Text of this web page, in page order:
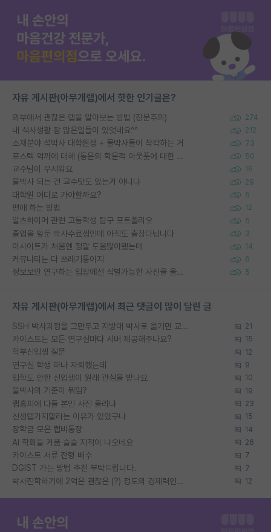
자유 게시판(아무개랩)에서 핫한 인기글은?
외부에서 괜찮은 랩을 알아보는 방법 (장문주의) 274
내 석사생활 참 많은일들이 있엇네요^^ 212
소재분야 석박사 대학원생 + 물박사들이 착각하는 거 73
포스텍 억까에 대해 (동문의 학문적 아웃풋에 대한 반박) 50
교수님이 무서워요 16
물박사 되는 건 교수탓도 있는거 아니냐 29
대학원 어디로 가야할까요? 5
편애 하는 방법 12
알츠하이머 관련 고등학생 탐구 포트폴리오 5
졸업을 앞둔 박사수료생인데 아직도 출장다닙니다 3
이사이트가 처음엔 정말 도움많이됐는데 14
커뮤니티는 다 쓰레기통이지 6
정보보안 연구하는 입장에선 식별가능한 사진을 올리는건 비추이긴함 5
자유 게시판(아무개랩)에서 최근 댓글이 많이 달린 글
SSH 박사과정을 그만두고 지방대 박사로 옮기면 교수의 꿈은 끝일까요? 21
카이스트는 모든 연구실마다 서버 제공해주나요? 15
학부신입생 질문 12
연구실 학생 하나 자퇴했는데 9
입학도 안한 신입생이 원래 관심을 받나요 10
물박사의 기준이 뭐임? 19
랩홈피에 다들 본인 사진 올리냐 23
신생랩가지말라는 이유가 있었구나 15
장학금 모은 랩비통장 14
AI 학회들 거품 슬슬 지적이 나오네요 26
카이스트 서류 전형 배수 7
DGIST 가는 방법 추천 부탁드립니다. 7
박사진학하기에 2억은 괜찮은 (?) 정도의 경제력인가요 12